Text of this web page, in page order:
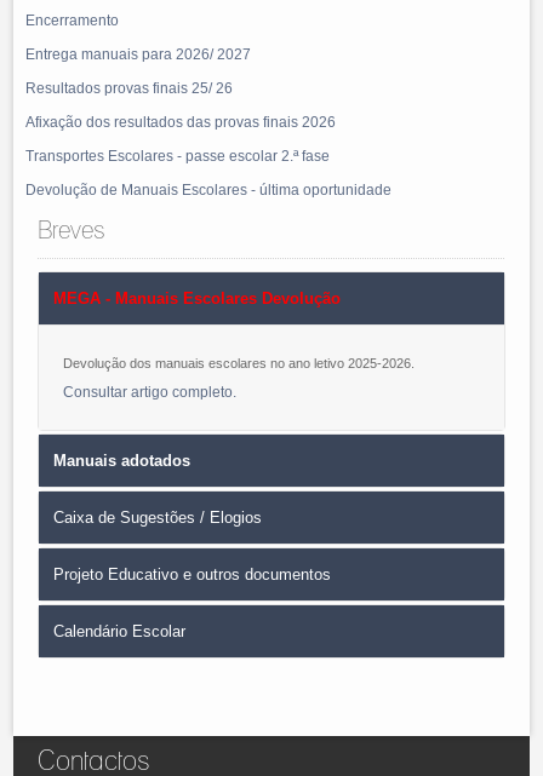
Encerramento
Entrega manuais para 2026/ 2027
Resultados provas finais 25/ 26
Afixação dos resultados das provas finais 2026
Transportes Escolares - passe escolar 2.ª fase
Devolução de Manuais Escolares - última oportunidade
Breves
MEGA - Manuais Escolares Devolução
Devolução dos manuais escolares no ano letivo 2025-2026.
Consultar artigo completo
Manuais adotados
A lista de manuais adotados pelo Agrupamento para o ano letivo pode
ser consultada no seguinte link:
Lista manuais.
Caixa de Sugestões / Elogios
Pretende dar uma sugestão, fazer um elogio ou uma crítica,
apresentar propostas de melhoria.Clique aqui e dê a sua
Projeto Educativo e outros documentos
Documentos Estruturantes do Agrupamento (clique aqui)
- Regulamento Interno
Calendário Escolar
Contactos